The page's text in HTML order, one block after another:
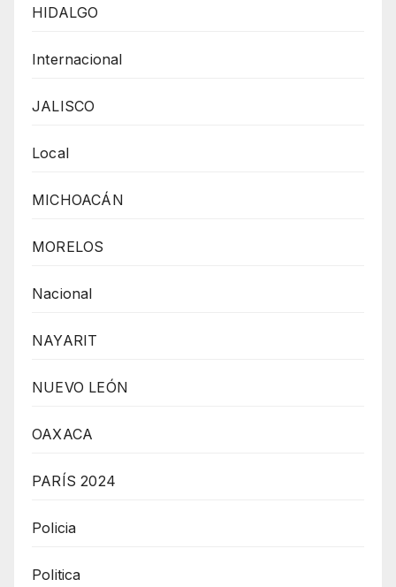
HIDALGO
Internacional
JALISCO
Local
MICHOACÁN
MORELOS
Nacional
NAYARIT
NUEVO LEÓN
OAXACA
PARÍS 2024
Policia
Politica